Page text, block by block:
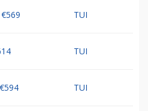
TUI
TUI
TUI